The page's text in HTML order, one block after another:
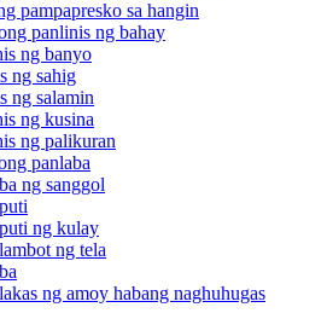
pampapresko sa hangin
panlinis ng bahay
ng banyo
ng sahig
ng salamin
ng kusina
ng palikuran
panlaba
ng sanggol
ng kulay
ng tela
ng amoy habang naghuhugas